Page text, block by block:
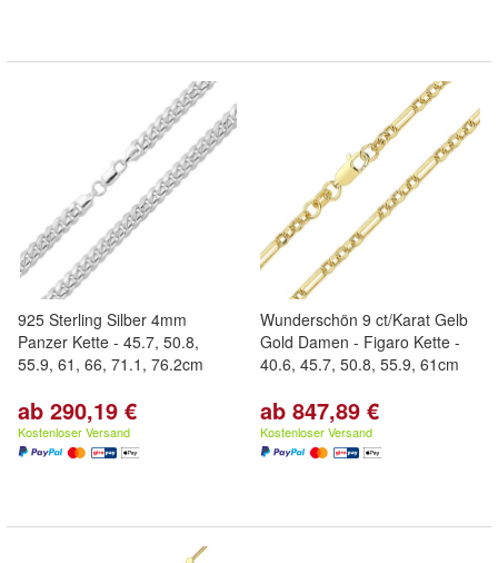
925 Sterling Silber 4mm
Panzer Kette - 45.7, 50.8,
55.9, 61, 66, 71.1, 76.2cm
ab 290,19 €
Kostenloser Versand
Wunderschön 9 ct/Karat Gelb
Gold Damen - Figaro Kette -
40.6, 45.7, 50.8, 55.9, 61cm
ab 847,89 €
Kostenloser Versand